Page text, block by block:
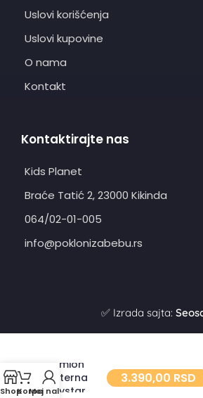
Uslovi korišćenja
Uslovi kupovine
O nama
Kontakt
Kontaktirajte nas
Kids Planet
Braće Tatić 2, 23000 Kikinda
064/02-01-005
info@poklonizabebu.rs
✅ Izrada sajta:
Kamion
cisterna
Toystar
3.390,00 RSD
ShopKorpaMoj nalog